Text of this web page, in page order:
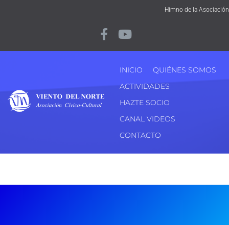
Himno de la Asociación
INICIO
QUIÉNES SOMOS
ACTIVIDADES
HAZTE SOCIO
CANAL VIDEOS
CONTACTO